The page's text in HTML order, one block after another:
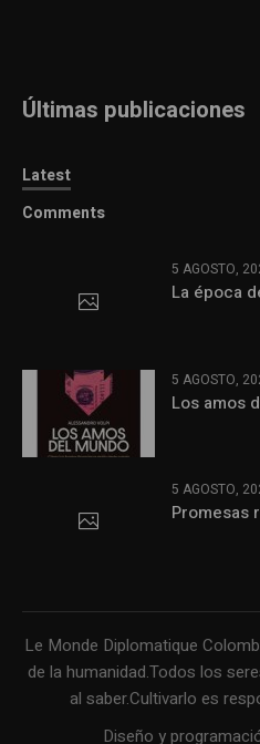
Últimas publicaciones
Latest
Comments
5 AGOSTO,
La época
5 AGOSTO,
Los amos
5 AGOSTO,
Promesas
Le Monde Diplomatique
de la humanidad.Todos los
al saber.Cultivarlo es
Diseño y